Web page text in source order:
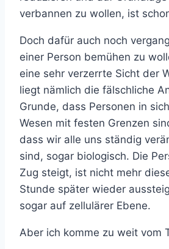
verbannen zu wollen, ist
Doch dafür auch noch
einer Person bemühen zu
eine sehr verzerrte Sicht der
liegt nämlich die fälschliche
Grunde, dass Personen in
Wesen mit festen Grenzen
dass wir alle uns ständig
sind, sogar biologisch. Die
Zug steigt, ist nicht mehr
Stunde später wieder
sogar auf zellulärer Ebene.
Aber ich komme zu weit vom